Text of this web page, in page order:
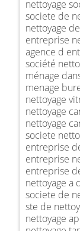
nettoyage
societe de
nettoyage
entreprise
agence d
société
ménage
menage
nettoyage
nettoyage
nettoyage
societe
entreprise
entreprise
entreprise
nettoyage a
societe de
ste de
nettoyage